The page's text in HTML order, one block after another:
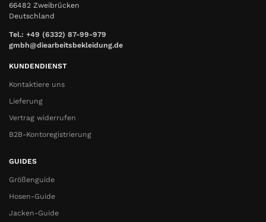
66482 Zweibrücken
Deutschland
Tel.: +49 (6332) 87-99-979
gmbh@diearbeitsbekleidung.de
KUNDENDIENST
Kontaktiere uns
Lieferung
Vertrag widerrufen
B2B-Kontoregistrierung
GUIDES
Größenguide
Hosen-Guide
Jacken-Guide